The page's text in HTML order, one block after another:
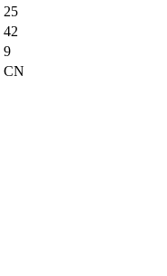
25
42
9
CN